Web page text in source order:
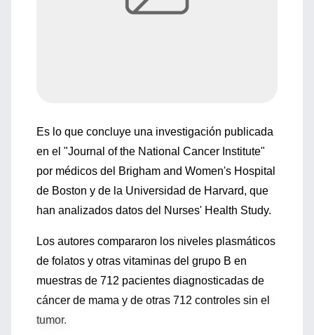
Es lo que concluye una investigación publicada
en el "Journal of the National Cancer Institute"
por médicos del Brigham and Women's Hospital
de Boston y de la Universidad de Harvard, que
han analizados datos del Nurses' Health Study.
Los autores compararon los niveles plasmáticos
de folatos y otras vitaminas del grupo B en
muestras de 712 pacientes diagnosticadas de
cáncer de mama y de otras 712 controles sin el
tumor.